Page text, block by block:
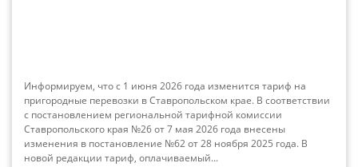
Информируем, что с 1 июня 2026 года изменится тариф на
пригородные перевозки в Ставропольском крае. В соответствии
с постановлением региональной тарифной комиссии
Ставропольского края №26 от 7 мая 2026 года внесены
изменения в постановление №62 от 28 ноября 2025 года. В
новой редакции тариф, оплачиваемый...